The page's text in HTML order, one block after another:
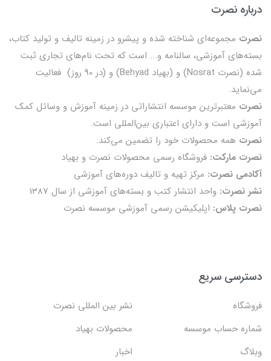
درباره نصرت
نصرت مجموعه‌ای شناخته شده و پیشرو در زمینه تالیف و تولید کتاب،
بسته‌های آموزشی، سالنامه و... است که تحت نام‌های تجاری ثبت
شده (نصرت Nosrat) و (بهیاد Behyad) و (در 90 روز) فعالیت
می‌نماید.
نصرت معتبرترین موسسه انتشاراتی در زمینه آموزش و وسائل کمک
آموزشی است و دارای اعتباری بین‌المللی است.
نصرت همه محصولات خود را تضمين می‌كند.
نصرت مارکت: فروشگاه رسمی محصولات نصرت و بهیاد
آکادمی نصرت: مرکز تهیه و تالیف دوره‌های آموزشی
نشر نصرت: واحد انتشار کتب و بسته‌های آموزشی از سال 1387
نصرت پلاس: اپلیکیشن رسمی آموزشی موسسه نصرت
دسترسی سریع
فروشگاه
نشر بین المللی نصرت
شماره حساب موسسه
محصولات بهیاد
وبلاگ
اخبار